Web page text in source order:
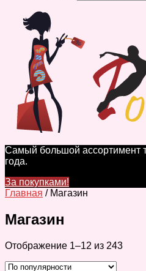
Самый большой ассортимент
года.
За покупками!
Главная / Магазин
Магазин
Отображение 1–12 из 243